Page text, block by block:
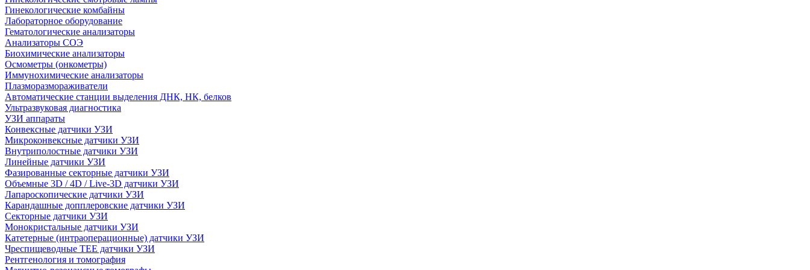
Гинекологические комбайны
Лабораторное оборудование
Гематологические анализаторы
Анализаторы СОЭ
Биохимические анализаторы
Осмометры (онкометры)
Иммунохимические анализаторы
Плазморазмораживатели
Автоматические станции выделения ДНК, НК, белков
Ультразвуковая диагностика
УЗИ аппараты
Конвексные датчики УЗИ
Микроконвексные датчики УЗИ
Внутриполостные датчики УЗИ
Линейные датчики УЗИ
Фазированные секторные датчики УЗИ
Объемные 3D / 4D / Live-3D датчики УЗИ
Лапароскопические датчики УЗИ
Карандашные допплеровские датчики УЗИ
Секторные датчики УЗИ
Монокристальные датчики УЗИ
Катетерные (интраоперационные) датчики УЗИ
Чреспищеводные TEE датчики УЗИ
Рентгенология и томография